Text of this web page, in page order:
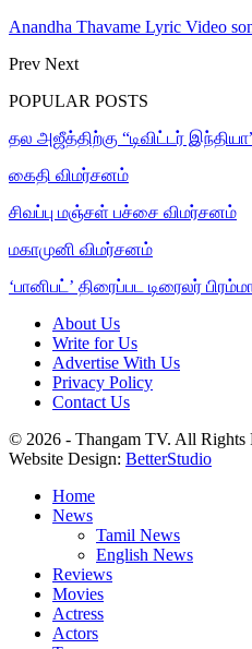
Anandha Thavame Lyric Video
Prev Next
POPULAR POSTS
தல அஜீத்திற்கு “டிவிட்டர்
கைதி விமர்சனம்
சிவப்பு மஞ்சள் பச்சை விமர்சனம்
மகாமுனி விமர்சனம்
‘பானிபட்’ திரைப்பட டிரைலர்
About Us
Write for Us
Advertise With Us
Privacy Policy
Contact Us
© 2026 - Thangam TV. All Rights
Website Design: BetterStudio
Home
News
Tamil News
English News
Reviews
Movies
Actress
Actors